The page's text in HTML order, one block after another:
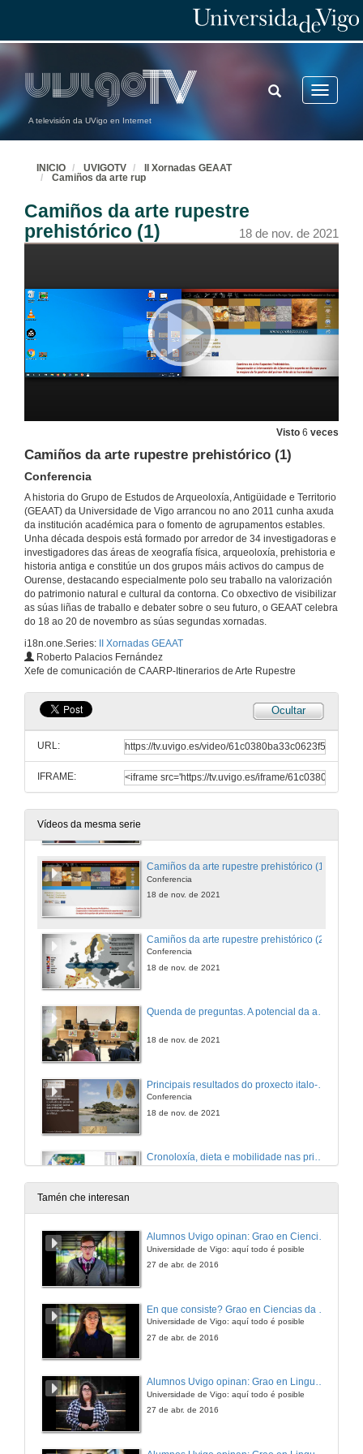
A televisión da UVigo en Internet
Toggle
TOGGLE
SEARCH
INICIO UVIGOTV
II Xornadas GEAAT
Camiños da arte rup
Camiños da arte rupestre
prehistórico (1)
18 de nov. de 2021
Visto 6 veces
Camiños da arte rupestre prehistórico (1)
Conferencia
A historia do Grupo de Estudos de Arqueoloxía, Antigüidade e Territorio
(GEAAT) da Universidade de Vigo arrancou no ano 2011 cunha axuda
da institución académica para o fomento de agrupamentos estables.
Unha década despois está formado por arredor de 34 investigadoras e
investigadores das áreas de xeografía física, arqueoloxía, prehistoria e
historia antiga e constitúe un dos grupos máis activos do campus de
Ourense, destacando especialmente polo seu traballo na valorización
do patrimonio natural e cultural da contorna. Co obxectivo de visibilizar
as súas liñas de traballo e debater sobre o seu futuro, o GEAAT celebra
do 18 ao 20 de novembro as súas segundas xornadas.
i18n.one.Series:
II Xornadas GEAAT
Roberto Palacios Fernández
Xefe de comunicación de CAARP-Itinerarios de Arte Rupestre
Ocultar
URL:
IFRAME:
Vídeos da mesma serie
18 de nov. de 2021
Geoparques Mundiais da UNESCO como nodos do Desenvolvemento Local
18 de nov. de 2021
Liñas, ámbitos e proxectos
Conferencia
Medio ambiente: interaccións natureza- sociedade
Conferencia
18 de nov. de 2021
18 de nov. de 2021
Presentación dos compoñentes da mesa debate. A potencial da arte rupestre do interior transfronteirizo e os itinerario Camiños de Arte Rupestre Prehistórico (CAARP)
18 de nov. de 2021
A potencial da arte rupestre do interior transfronteirizo
Camiños da arte rupestre prehistórico (1)
Conferencia
18 de nov. de 2021
Camiños da arte rupestre prehistórico (2)
Conferencia
18 de nov. de 2021
Quenda de preguntas. A potencial da arte rupestre do interior transfronteirizo e os itinerario Camiños de Arte Rupestre Prehistórico (CAARP)
18 de nov. de 2021
Conferencia
18 de nov. de 2021
Cronoloxía, dieta e mobilidade nas primeiras sociedades agrícolas centroeuropeas
18 de nov. de 2021
Conferencia
Conferencia
Conferencia
Tamén che interesan
Alumnos Uvigo opinan: Grao en Ciencias da Linguaxe e Estudos Literarios
Universidade de Vigo: aquí todo é posible
27 de abr. de 2016
Universidade de Vigo: aquí todo é posible
27 de abr. de 2016
Alumnos Uvigo opinan: Grao en Linguas Estranxeiras
Universidade de Vigo: aquí todo é posible
27 de abr. de 2016